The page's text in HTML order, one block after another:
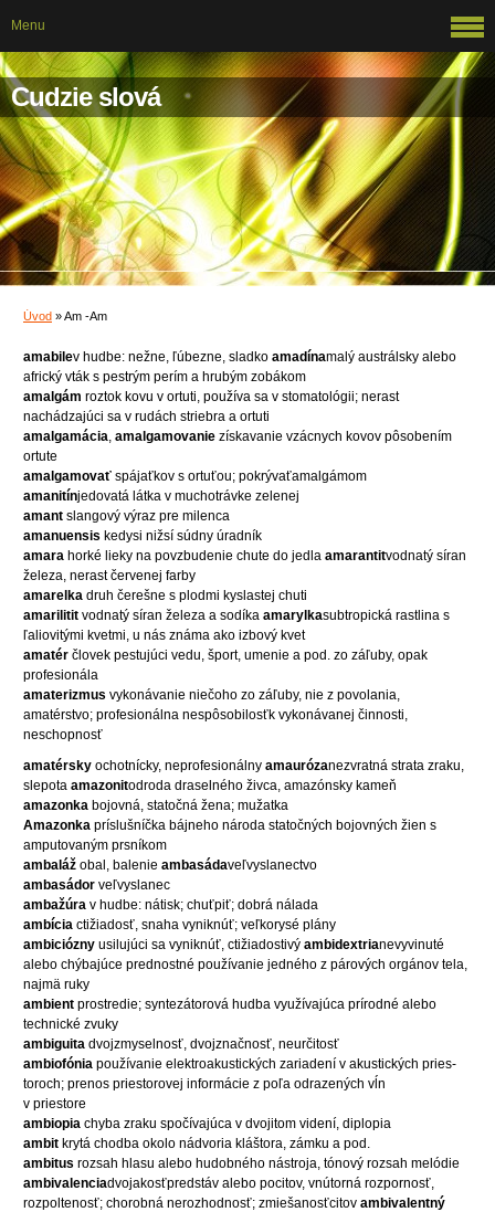
Cudzie slová
Úvod »Am -Am
amabilev hudbe: nežne, ľúbezne, sladko amadínamalý austrálsky alebo
africký vták s pestrým perím a hrubým zobákom
amalgám roztok kovu v ortuti, používa sa v stomatológii; nerast
nachádzajúci sa v rudách striebra a ortuti
amalgamácia, amalgamovanie získavanie vzácnych kovov pôsobením
ortute
amalgamovať spájaťkov s ortuťou; pokrývaťamalgámom
amanitínjedovatá látka v muchotrávke zelenej
amant slangový výraz pre milenca
amanuensis kedysi nižsí súdny úradník
amara horké lieky na povzbudenie chute do jedla amarantitvodnatý síran
železa, nerast červenej farby
amarelka druh čerešne s plodmi kyslastej chuti
amarilitit vodnatý síran železa a sodíka amarylkasubtropická rastlina s
ľaliovitými kvetmi, u nás známa ako izbový kvet
amatér človek pestujúci vedu, šport, umenie a pod. zo záľuby, opak
profesionála
amaterizmus vykonávanie niečoho zo záľuby, nie z povolania,
amatérstvo; profesionálna nespôsobilosťk vykonávanej činnosti,
neschopnosť
amatérsky ochotnícky, neprofesionálny amaurózanezvratná strata zraku,
slepota amazonitodroda draselného živca, amazónsky kameň
amazonka bojovná, statočná žena; mužatka
Amazonka príslušníčka bájneho národa statočných bojovných žien s
amputovaným prsníkom
ambaláž obal, balenie ambasádaveľvyslanectvo
ambasádor veľvyslanec
ambažúra v hudbe: nátisk; chuťpiť; dobrá nálada
ambícia ctižiadosť, snaha vyniknúť; veľkorysé plány
ambiciózny usilujúci sa vyniknúť, ctižiadostivý ambidextrianevyvinuté
alebo chýbajúce prednostné používanie jedného z párových orgánov tela,
najmä ruky
ambient prostredie; syntezátorová hudba využívajúca prírodné alebo
technické zvuky
ambiguita dvojzmyselnosť, dvojznačnosť, neurčitosť
ambiofónia používanie elektroakustických zariadení v akustických pries-
toroch; prenos priestorovej informácie z poľa odrazených vĺn
v priestore
ambiopia chyba zraku spočívajúca v dvojitom videní, diplopia
ambit krytá chodba okolo nádvoria kláštora, zámku a pod.
ambitus rozsah hlasu alebo hudobného nástroja, tónový rozsah melódie
ambivalenciadvojakosťpredstáv alebo pocitov, vnútorná rozpornosť,
rozpoltenosť; chorobná nerozhodnosť; zmiešanosťcitov ambivalentný
Menu